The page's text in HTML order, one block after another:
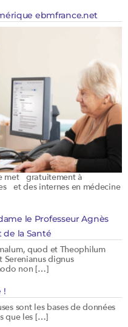
ebmfrance.net
met gratuitement à
et des internes en médecine
le Professeur Agnès
de la Santé
quod et Theophilum
Serenianus dignus
non […]
!
sont les bases de données
que les […]